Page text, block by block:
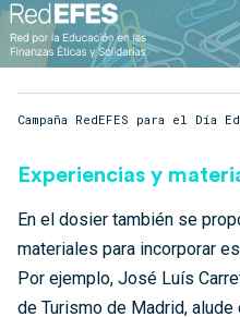
Campaña RedEFES para el Día
Experiencias y
En el dosier también se
materiales para incorporar
Por ejemplo, José Luís
de Turismo de Madrid,